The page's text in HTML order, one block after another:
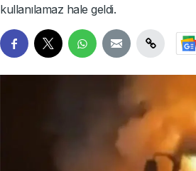
kullanılamaz hale geldi.